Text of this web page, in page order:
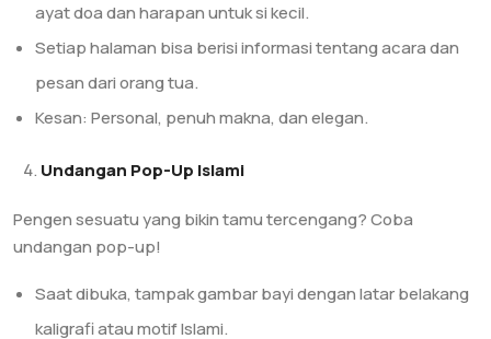
ayat doa dan harapan untuk si kecil.
Setiap halaman bisa berisi informasi tentang acara dan
pesan dari orang tua.
Kesan: Personal, penuh makna, dan elegan.
Undangan Pop-Up Islami
Pengen sesuatu yang bikin tamu tercengang? Coba
undangan pop-up!
Saat dibuka, tampak gambar bayi dengan latar belakang
kaligrafi atau motif Islami.